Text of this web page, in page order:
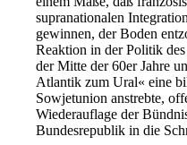
supranationalen
gewinnen, der Boden
Reaktion in der Politik
der Mitte der 60er Jahre
Atlantik zum Ural« eine
Sowjetunion anstrebte,
Wiederauflage der
Bundesrepublik in die